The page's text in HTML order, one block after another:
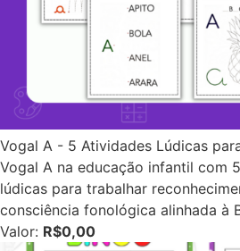
Vogal A - 5 Atividades Lúdicas
Vogal A na educação infantil com
lúdicas para trabalhar
consciência fonológica alinhada à
Valor: R$0,00